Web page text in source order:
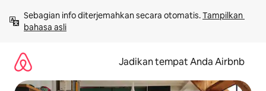
langsung
lihat
Sebagian info diterjemahkan secara otomatis. Tampilkan
bahasa asli
Jadikan tempat Anda Airbnb